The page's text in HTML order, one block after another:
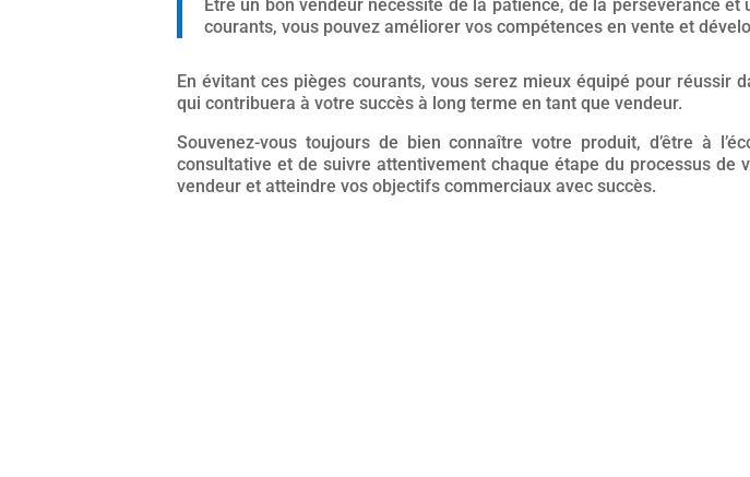
Être un bon vendeur nécessite de la patience, de la persévérance
courants, vous pouvez améliorer vos compétences en vente et
En évitant ces pièges courants, vous serez mieux équipé pour
qui contribuera à votre succès à long terme en tant que vendeur.
Souvenez-vous toujours de bien connaître votre produit, d’être à
consultative et de suivre attentivement chaque étape du processus
vendeur et atteindre vos objectifs commerciaux avec succès.